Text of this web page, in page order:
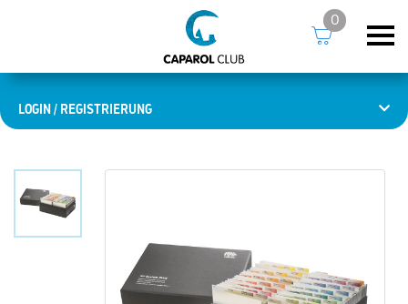
LOGIN / REGISTRIERUNG
0